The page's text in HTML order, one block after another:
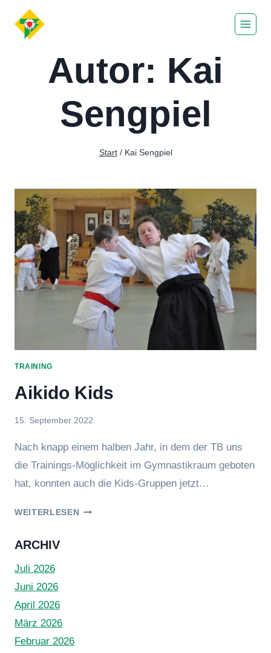
Inhalt
Autor: Kai
Sengpiel
Start / Kai Sengpiel
TRAINING
Aikido Kids
Von
Sengpiel
15. September 2022
Nach knapp einem halben Jahr, in dem der TB uns
die Trainings-Möglichkeit im Gymnastikraum geboten
hat, konnten auch die Kids-Gruppen jetzt…
WEITERLESENAIKIDO
ARCHIV
Juli 2026
Juni 2026
April 2026
März 2026
Februar 2026